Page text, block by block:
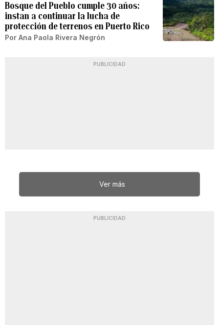
Bosque del Pueblo cumple 30 años:
instan a continuar la lucha de
protección de terrenos en Puerto Rico
Por Ana Paola Rivera Negrón
PUBLICIDAD
Ver más
PUBLICIDAD